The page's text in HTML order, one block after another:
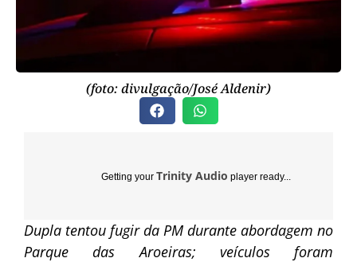
(foto: divulgação/José Aldenir)
Getting your Trinity Audio player ready...
Dupla tentou fugir da PM durante abordagem no
Parque das Aroeiras; veículos foram